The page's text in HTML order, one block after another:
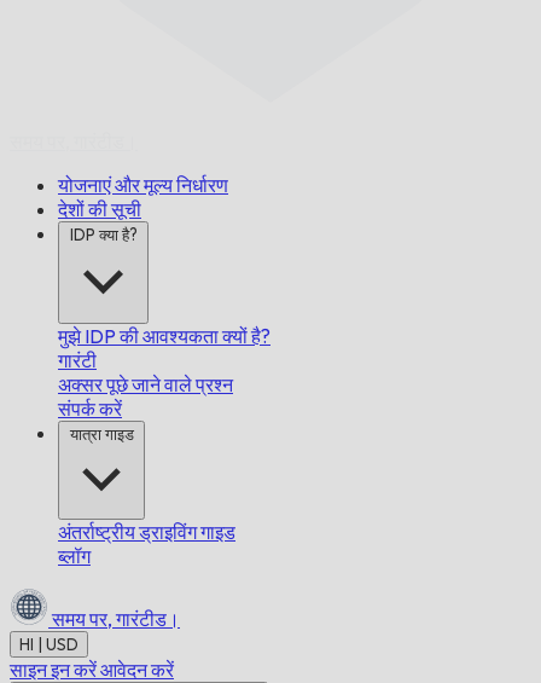
योजनाएं और मूल्य निर्धारण
देशों की सूची
IDP क्या है?
मुझे IDP की आवश्यकता क्यों है?
गारंटी
अक्सर पूछे जाने वाले प्रश्न
संपर्क करें
यात्रा गाइड
अंतर्राष्ट्रीय ड्राइविंग गाइड
ब्लॉग
समय पर, गारंटीड।
HI | USD
साइन इन करेंआवेदन करें